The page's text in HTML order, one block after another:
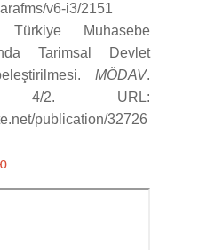
v6-i3/2151
Muhasebe
Tarimsal Devlet
MÖDAV.
4/2. URL:
publication/32726